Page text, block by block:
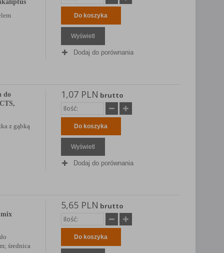
Do koszyka
Wyświetl
Dodaj do porównania
do
z gąbką
1,07 PLN brutto
Do koszyka
Wyświetl
Dodaj do porównania
średnica
5,65 PLN brutto
Do koszyka